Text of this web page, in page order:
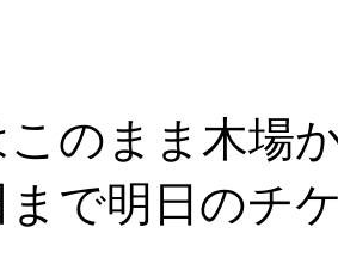
このまま木場
まで明日のチ